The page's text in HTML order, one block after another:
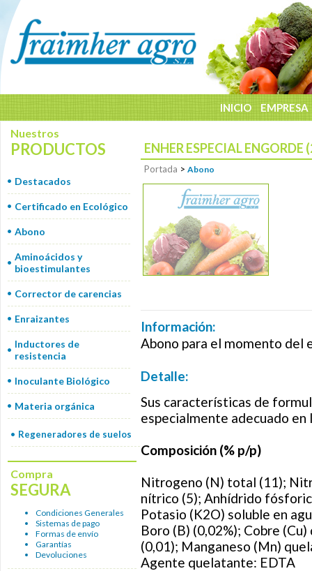
INICIO EMPRESA
Nuestros
PRODUCTOS
Destacados
Certificado en Ecológico
Abono
Aminoácidos y
bioestimulantes
Corrector de carencias
Enraizantes
Inductores de
resistencia
Inoculante Biológico
Materia orgánica
Regeneradores de suelos
Compra
SEGURA
Condiciones Generales
Sistemas de pago
Formas de envío
Garantías
Devoluciones
ENHER ESPECIAL ENGORDE
Portada > Abono
Información:
Abono para el momento del
Detalle:
Sus características de
especialmente adecuado
Composición (% p/p)
Nitrogeno (N) total (11);
nítrico (5); Anhídrido
Potasio (K2O) soluble en
Boro (B) (0,02%); Cobre
(0,01); Manganeso (Mn)
Agente quelatante: EDTA